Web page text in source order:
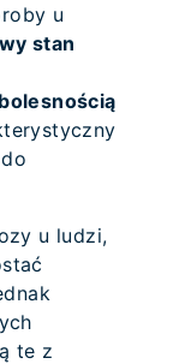
u
stan
u ludzi,
te z